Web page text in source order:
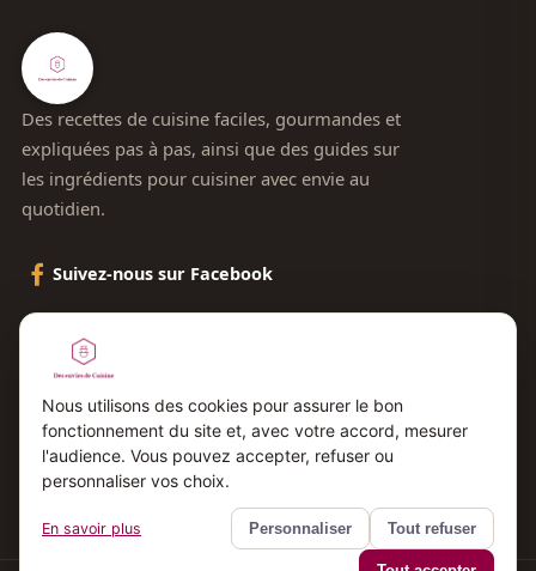
Des recettes de cuisine faciles, gourmandes et
expliquées pas à pas, ainsi que des guides sur
les ingrédients pour cuisiner avec envie au
quotidien.
Suivez-nous sur Facebook
Le blog
Plan du site
Mentions légales
Nous utilisons des cookies pour assurer le bon
fonctionnement du site et, avec votre accord, mesurer
l'audience. Vous pouvez accepter, refuser ou
personnaliser vos choix.
En savoir plus Personnaliser Tout refuser